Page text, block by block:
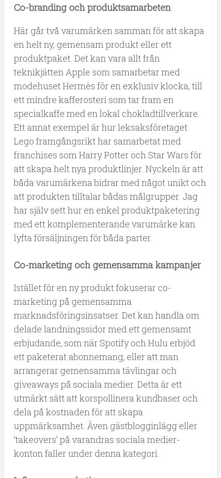
Co-branding och produktsamarbeten
Här går två varumärken samman för att skapa
en helt ny, gemensam produkt eller ett
produktpaket. Det kan vara allt från
teknikjätten Apple som samarbetar med
modehuset Hermès för en exklusiv klocka, till
ett mindre kafferosteri som tar fram en
specialkaffe med en lokal chokladtillverkare.
Ett annat exempel är hur leksaksföretaget
Lego framgångsrikt har samarbetat med
franchises som Harry Potter och Star Wars för
att skapa helt nya produktlinjer. Nyckeln är att
båda varumärkena bidrar med något unikt och
att produkten tilltalar bådas målgrupper. Jag
har själv sett hur en enkel produktpaketering
med ett komplementerande varumärke kan
lyfta försäljningen för båda parter.
Co-marketing och gemensamma kampanjer
Istället för en ny produkt fokuserar co-
marketing på gemensamma
marknadsföringsinsatser. Det kan handla om
delade landningssidor med ett gemensamt
erbjudande, som när Spotify och Hulu erbjöd
ett paketerat abonnemang, eller att man
arrangerar gemensamma tävlingar och
giveaways på sociala medier. Detta är ett
utmärkt sätt att korspollinera kundbaser och
dela på kostnaden för att skapa
uppmärksamhet. Även gästblogginlägg eller
’takeovers’ på varandras sociala medier-
konton faller under denna kategori.